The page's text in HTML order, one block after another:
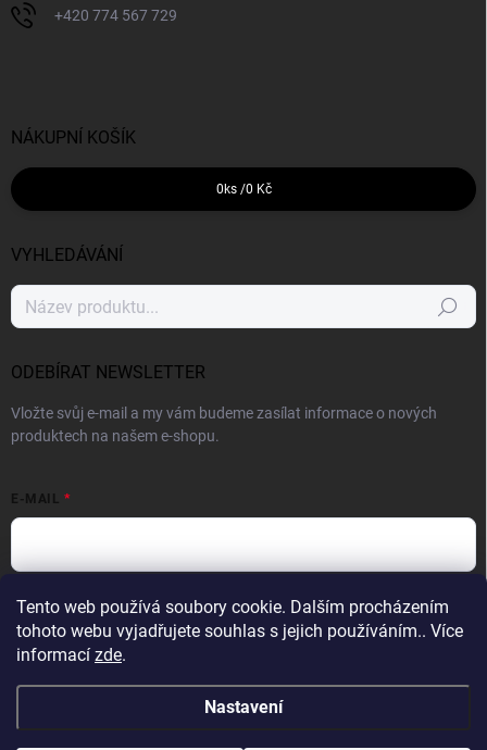
Tento web používá soubory cookie. Dalším procházením
tohoto webu vyjadřujete souhlas s jejich používáním.. Více
informací zde.
Nastavení
+420 774 567 729
NÁKUPNÍ KOŠÍK
0 ks /0 Kč
VYHLEDÁVÁNÍ
Hledat
ODEBÍRAT NEWSLETTER
Vložte svůj e-mail a my vám budeme zasílat informace o nových
produktech na našem e-shopu.
E-MAIL
Vložením e-mailu souhlasíte spodmínkami ochrany osobních údajů